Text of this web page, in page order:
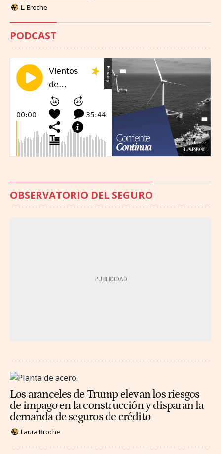
L. Broche
PODCAST
OBSERVATORIO DEL SEGURO
Los aranceles de Trump elevan los riesgos
de impago en la construcción y disparan la
demanda de seguros de crédito
Laura Broche